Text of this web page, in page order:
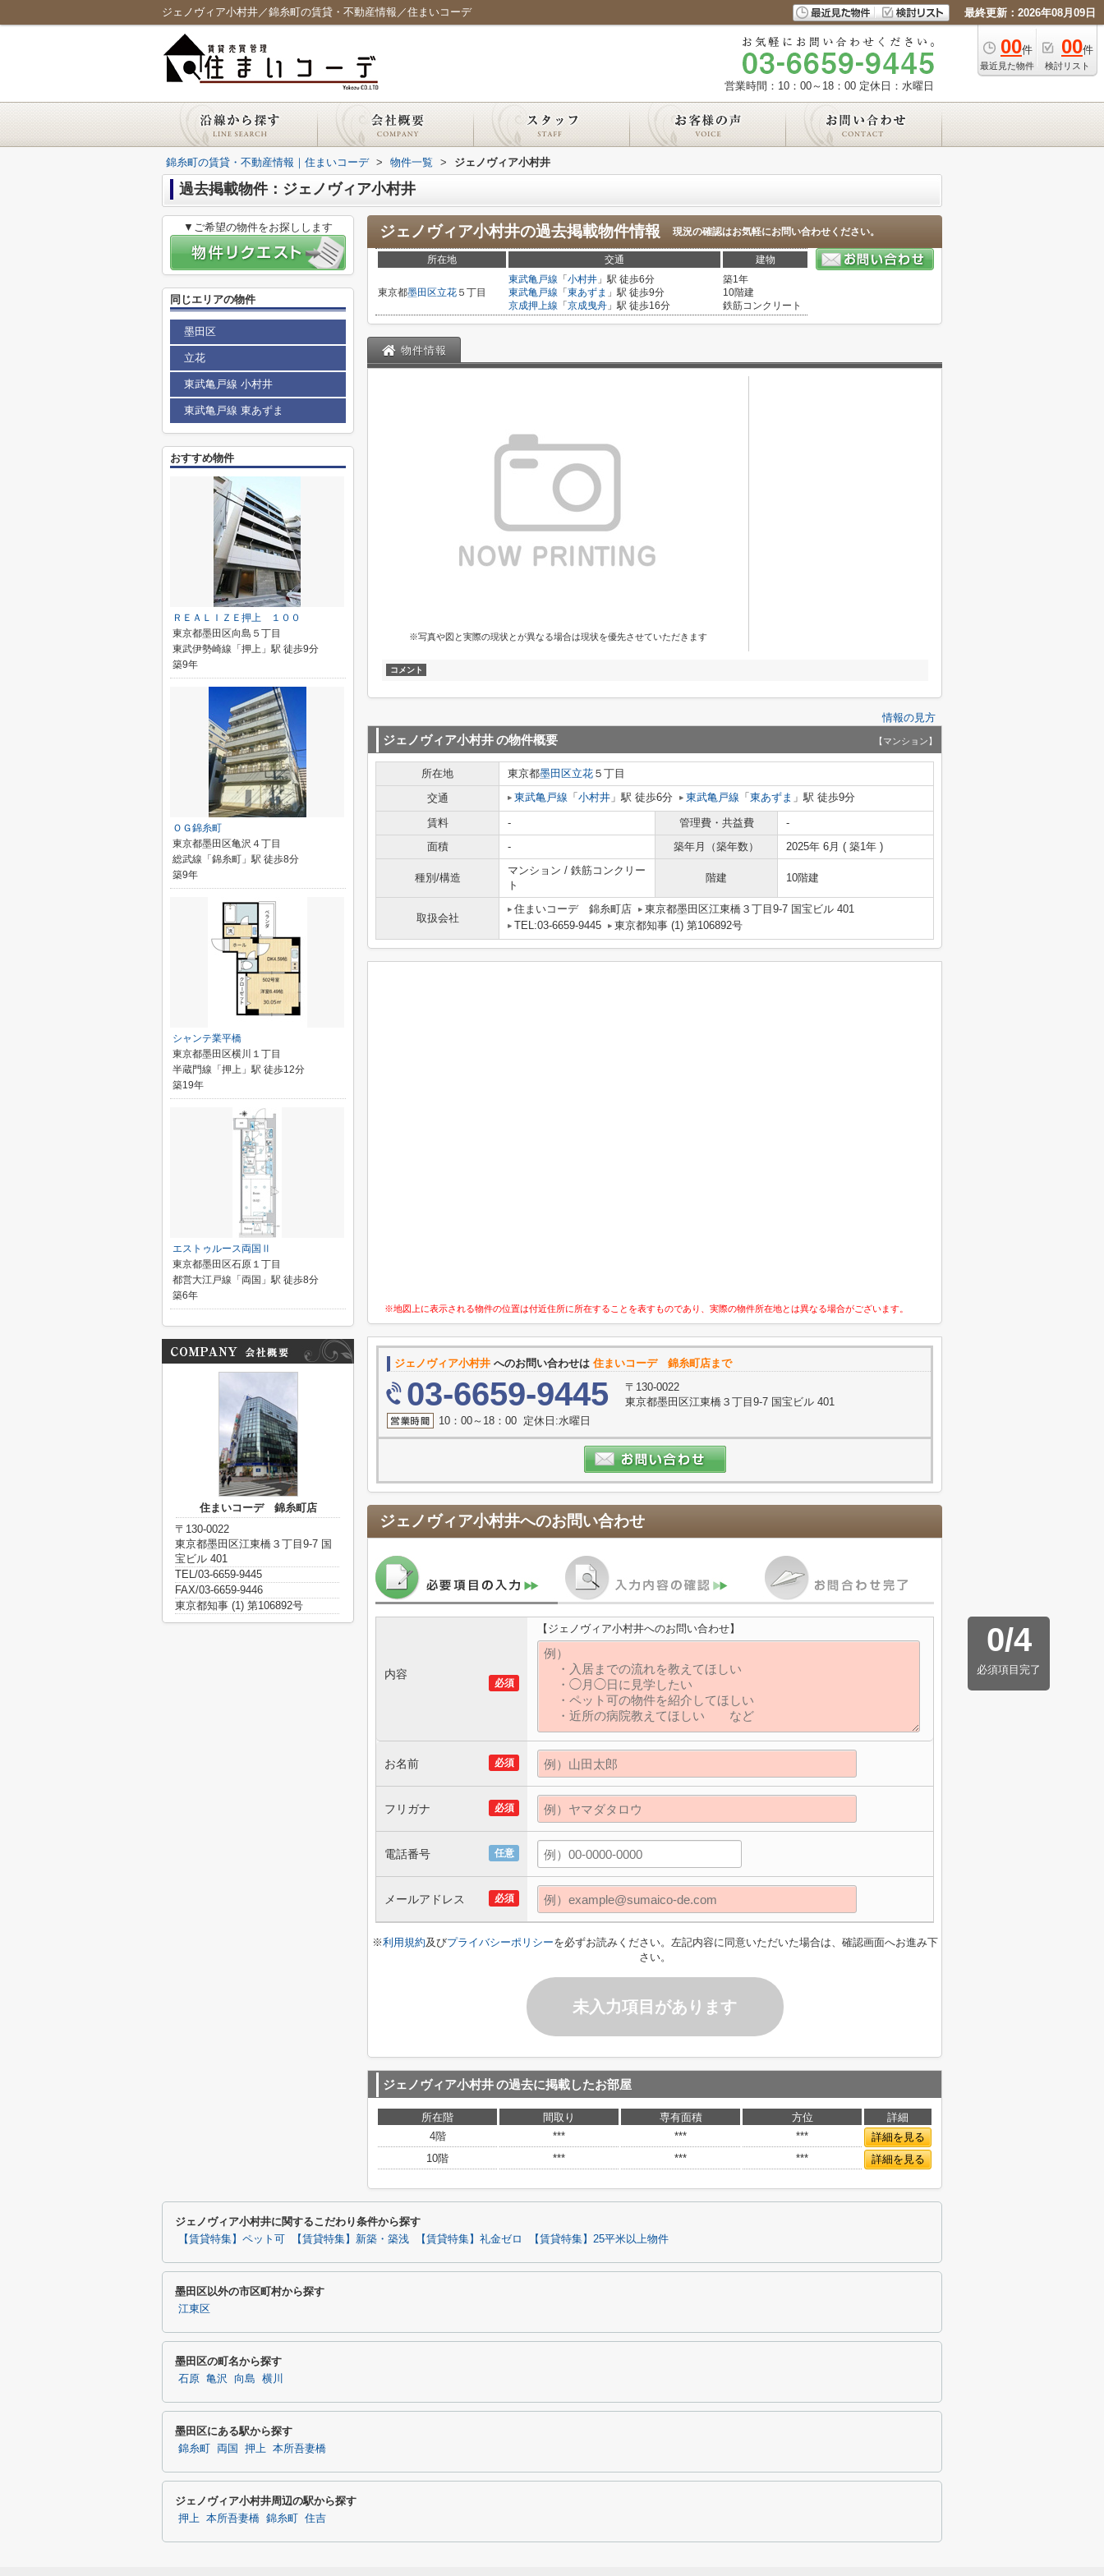
ジェノヴィア小村井／錦糸町の賃貸・不動産情報／住まいコーデ 最終更新：2026年08月09日
00件
最近見た物件
00件
検討リスト
営業時間：10：00～18：00 定休日：水曜日
錦糸町の賃貸・不動産情報｜住まいコーデ > 物件一覧 > ジェノヴィア小村井
過去掲載物件：ジェノヴィア小村井
ジェノヴィア小村井の過去掲載物件情報 現況の確認はお気軽にお問い合わせください。
所在地 交通 建物
東京都墨田区立花 ５丁目
東武亀戸線 「 小村井 」駅 徒歩6分
東武亀戸線 「 東あずま 」駅 徒歩9分
京成押上線 「 京成曳舟 」駅 徒歩16分
築1年
10階建
鉄筋コンクリート
物件情報
※写真や図と実際の現状とが異なる場合は現状を優先させていただきます
コメント
情報の見方
ジェノヴィア小村井の物件概要 【マンション】
所在地 東京都墨田区立花 ５丁目
交通
東武亀戸線 「 小村井 」駅 徒歩6分 東武亀戸線 「 東あずま 」駅 徒歩9分
賃料 - 管理費・共益費
-
面積
- 築年月（築年数） 2025年 6月 ( 築1年 )
種別/構造
マンション / 鉄筋コンクリー
ト
階建 10階建
取扱会社
住まいコーデ 錦糸町店
東京都墨田区江東橋３丁目9-7 国宝ビル 401
TEL:03-6659-9445
東京都知事 (1) 第106892号
※地図上に表示される物件の位置は付近住所に所在することを表すものであり、実際の物件所在地とは異なる場合がございます。
ジェノヴィア小村井 へのお問い合わせは 住まいコーデ 錦糸町店まで
03-6659-9445
〒130-0022
東京都墨田区江東橋３丁目9-7 国宝ビル 401
10：00～18：00 定休日:水曜日
ジェノヴィア小村井へのお問い合わせ
0/4
必須項目完了
必須
内容
【ジェノヴィア小村井へのお問い合わせ】
必須
お名前
必須
フリガナ
任意
電話番号
必須
メールアドレス
※利用規約及びプライバシーポリシーを必ずお読みください。左記内容に同意いただいた場合は、確認画面へお進み下
さい。
未入力項目があります
ジェノヴィア小村井の過去に掲載したお部屋
所在階 間取り 専有面積 方位
詳細
4階
*** *** ***
詳細を見る
10階
*** *** *** 詳細を見る
▼ご希望の物件をお探しします
同じエリアの物件
墨田区
立花
東武亀戸線 小村井
東武亀戸線 東あずま
おすすめ物件
ＲＥＡＬＩＺＥ押上 １００
東京都墨田区向島５丁目
東武伊勢崎線「押上」駅 徒歩9分
築9年
ＯＧ錦糸町
東京都墨田区亀沢４丁目
総武線「錦糸町」駅 徒歩8分
築9年
シャンテ業平橋
東京都墨田区横川１丁目
半蔵門線「押上」駅 徒歩12分
築19年
エストゥルース両国Ⅱ
東京都墨田区石原１丁目
都営大江戸線「両国」駅 徒歩8分
築6年
住まいコーデ 錦糸町店
〒130-0022
東京都墨田区江東橋３丁目9-7 国
宝ビル 401
TEL/03-6659-9445
FAX/03-6659-9446
東京都知事 (1) 第106892号
ジェノヴィア小村井に関するこだわり条件から探す
【賃貸特集】ペット可 【賃貸特集】新築・築浅 【賃貸特集】礼金ゼロ 【賃貸特集】25平米以上物件
墨田区以外の市区町村から探す
江東区
墨田区の町名から探す
石原 亀沢 向島 横川
墨田区にある駅から探す
錦糸町 両国 押上 本所吾妻橋
ジェノヴィア小村井周辺の駅から探す
押上 本所吾妻橋 錦糸町 住吉